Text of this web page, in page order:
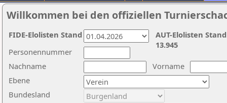
Willkommen bei den offiziellen
Nachname
Vorname
Ebene
Personennummer
Bundesland
AUT-Elolisten
13.945
FIDE-Elolisten Stand